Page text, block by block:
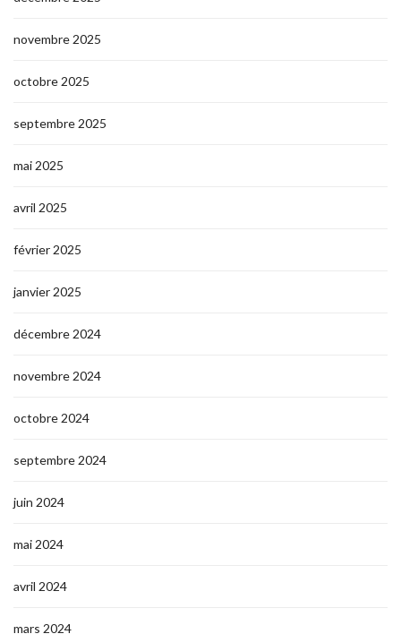
novembre 2025
octobre 2025
septembre 2025
mai 2025
avril 2025
février 2025
janvier 2025
décembre 2024
novembre 2024
octobre 2024
septembre 2024
juin 2024
mai 2024
avril 2024
mars 2024